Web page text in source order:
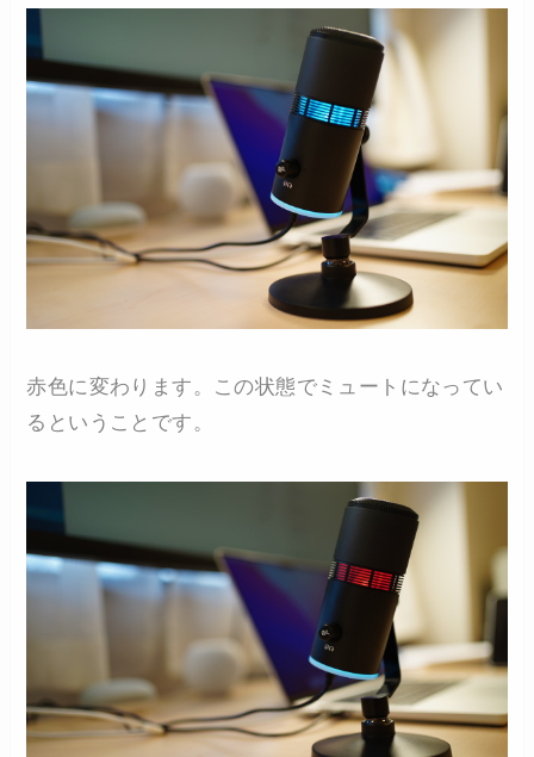
赤色に変わります。この状態でミュートになってい
るということです。